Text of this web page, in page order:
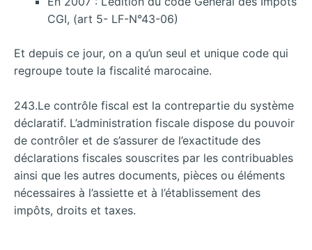
CGI, (art 5- LF-N°43-06)
Et depuis ce jour, on a qu’un seul et unique code qui
regroupe toute la fiscalité marocaine.
243.Le contrôle fiscal est la contrepartie du système
déclaratif. L’administration fiscale dispose du pouvoir
de contrôler et de s’assurer de l’exactitude des
déclarations fiscales souscrites par les contribuables
ainsi que les autres documents, pièces ou éléments
nécessaires à l’assiette et à l’établissement des
impôts, droits et taxes.